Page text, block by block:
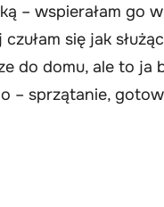
– wspierałam go
czułam się jak
do domu, ale to ja
– sprzątanie,